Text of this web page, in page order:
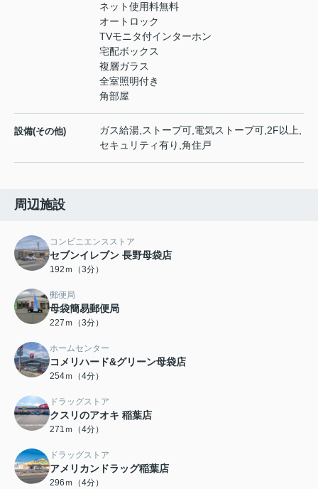
ネット使用料無料
オートロック
TVモニタ付インターホン
宅配ボックス
複層ガラス
全室照明付き
角部屋
設備(その他)
ガス給湯,ストーブ可,電気ストーブ可,2F以上,
セキュリティ有り,角住戸
周辺施設
コンビニエンスストア
セブンイレブン 長野母袋店
192ｍ（3分）
郵便局
母袋簡易郵便局
227ｍ（3分）
ホームセンター
コメリハード&グリーン母袋店
254ｍ（4分）
ドラッグストア
クスリのアオキ 稲葉店
271ｍ（4分）
ドラッグストア
アメリカンドラッグ稲葉店
296ｍ（4分）